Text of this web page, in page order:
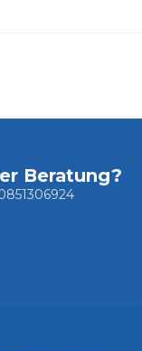
Beratung?